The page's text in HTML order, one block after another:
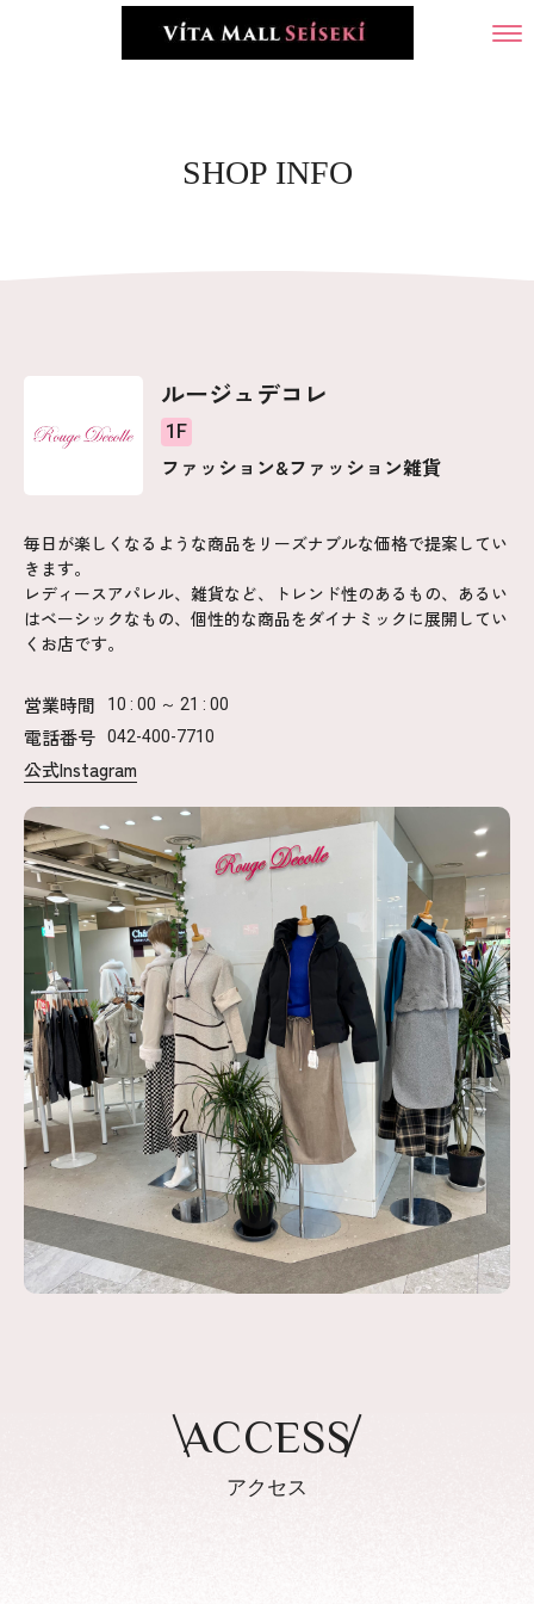
SHOP INFO
ルージュデコレ
1F
ファッション&ファッション雑貨
毎日が楽しくなるような商品をリーズナブルな価格で提案してい
きます。
レディースアパレル、雑貨など、トレンド性のあるもの、あるい
はベーシックなもの、個性的な商品をダイナミックに展開してい
くお店です。
営業時間 10 : 00 ～ 21 : 00
電話番号 042-400-7710
公式Instagram
ACCESS
アクセス